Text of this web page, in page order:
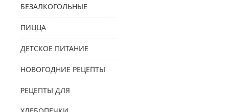
БЕЗАЛКОГОЛЬНЫЕ
ПИЦЦА
ДЕТСКОЕ ПИТАНИЕ
НОВОГОДНИЕ РЕЦЕПТЫ
РЕЦЕПТЫ ДЛЯ